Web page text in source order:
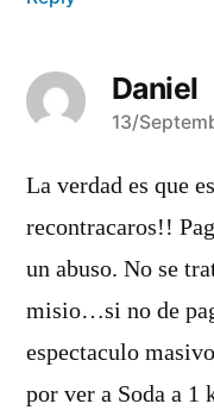
Daniel
says:
13/
La verdad es que
recontracaros!!
un abuso. No se
misio…si no de
espectaculo
por ver a Soda a 1